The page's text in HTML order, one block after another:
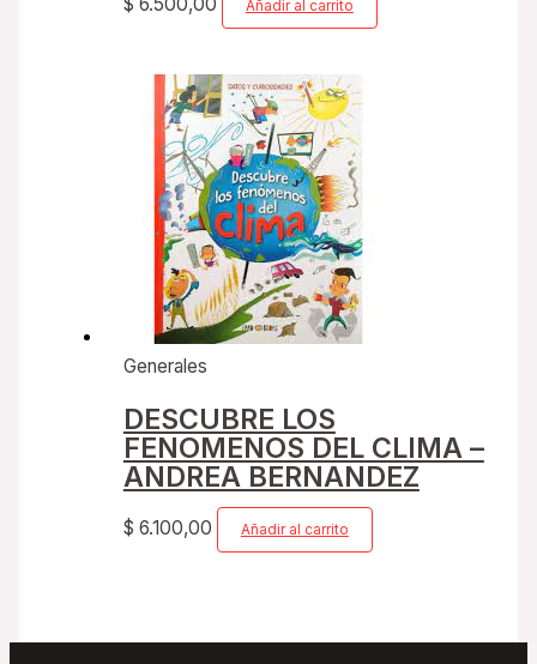
Añadir al carrito
Generales
DESCUBRE LOS
FENOMENOS DEL CLIMA –
ANDREA BERNANDEZ
$ 6.100,00 Añadir al carrito